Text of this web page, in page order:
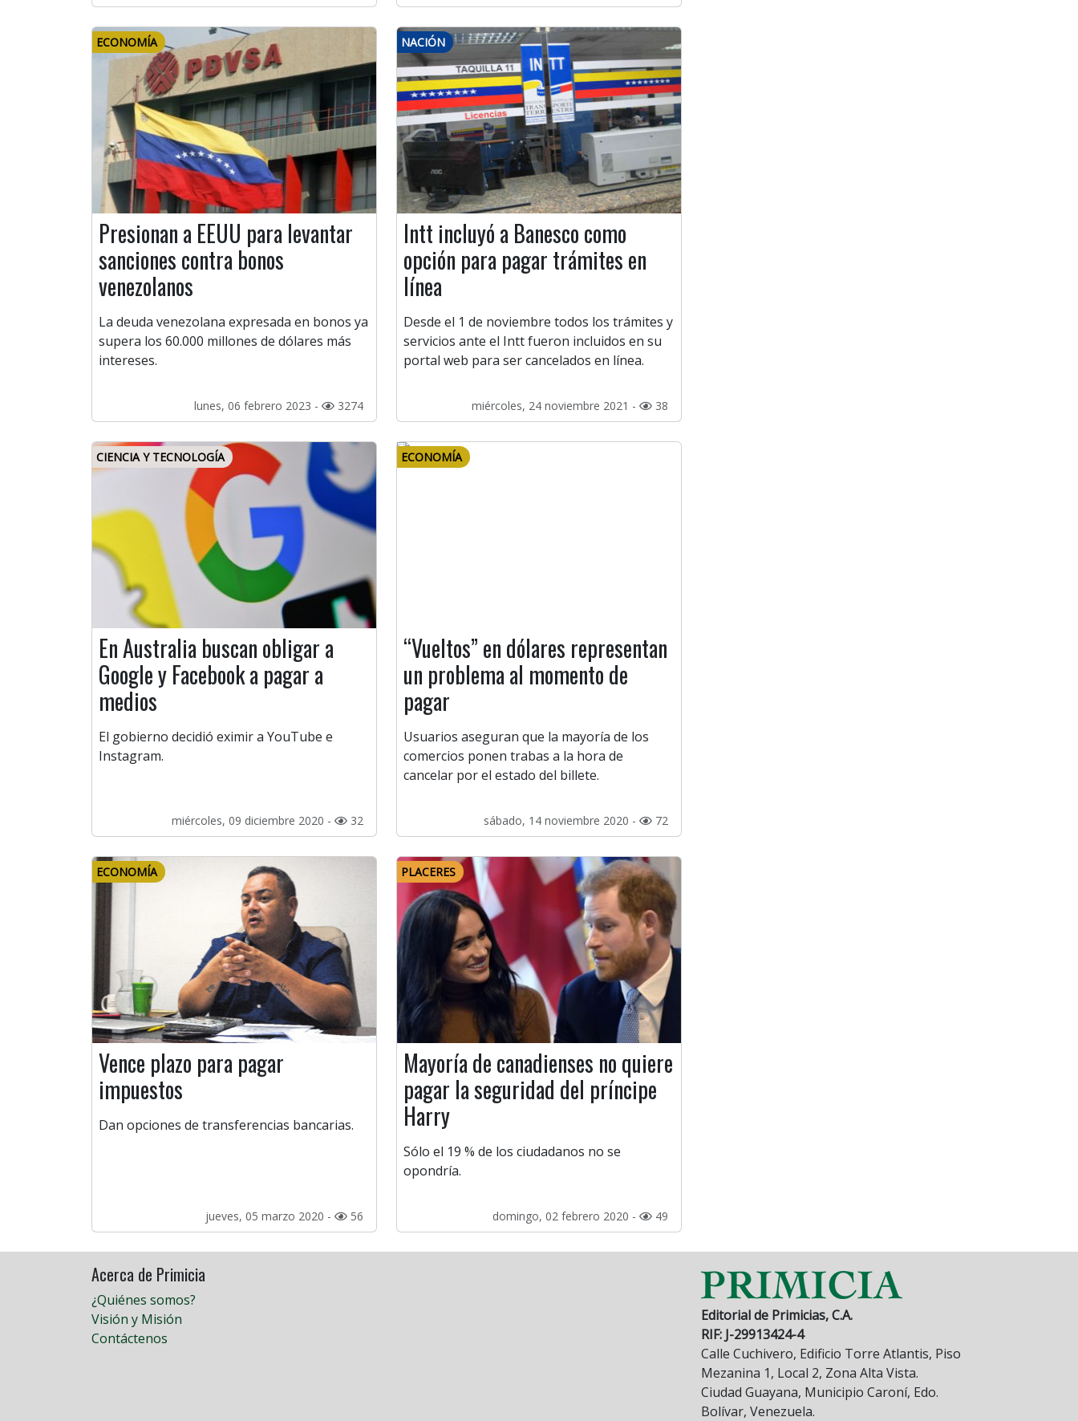
ECONOMÍA
Presionan a EEUU para levantar
sanciones contra bonos
venezolanos
La deuda venezolana expresada en bonos ya
supera los 60.000 millones de dólares más
intereses.
lunes, 06 febrero 2023 - 3274
NACIÓN
Intt incluyó a Banesco como
opción para pagar trámites en
línea
Desde el 1 de noviembre todos los trámites y
servicios ante el Intt fueron incluidos en su
portal web para ser cancelados en línea.
miércoles, 24 noviembre 2021 - 38
CIENCIA Y TECNOLOGÍA
En Australia buscan obligar a
Google y Facebook a pagar a
medios
El gobierno decidió eximir a YouTube e
Instagram.
miércoles, 09 diciembre 2020 - 32
ECONOMÍA
“Vueltos” en dólares representan
un problema al momento de
pagar
Usuarios aseguran que la mayoría de los
comercios ponen trabas a la hora de
cancelar por el estado del billete.
sábado, 14 noviembre 2020 - 72
ECONOMÍA
Vence plazo para pagar
impuestos
Dan opciones de transferencias bancarias.
jueves, 05 marzo 2020 - 56
PLACERES
Mayoría de canadienses no quiere
pagar la seguridad del príncipe
Harry
Sólo el 19 % de los ciudadanos no se
opondría.
domingo, 02 febrero 2020 - 49
Acerca de Primicia
¿Quiénes somos?
Visión y Misión
Contáctenos
Editorial de Primicias, C.A.
RIF: J-29913424-4
Calle Cuchivero, Edificio Torre Atlantis, Piso
Mezanina 1, Local 2, Zona Alta Vista.
Ciudad Guayana, Municipio Caroní, Edo.
Bolívar, Venezuela.